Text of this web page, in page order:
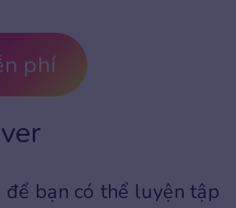
phí
bạn có thể luyện tập